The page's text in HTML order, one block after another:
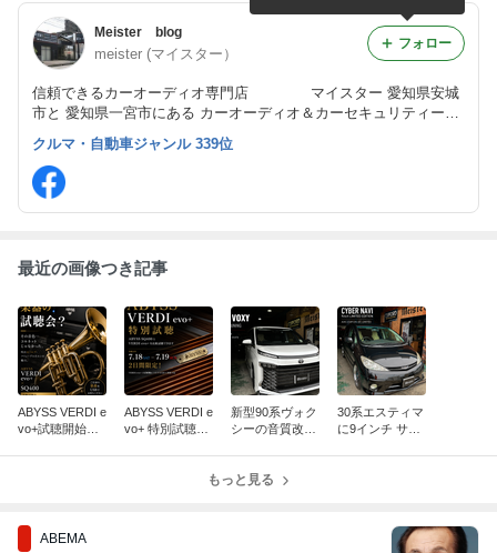
Meister blog
meister (マイスター）
信頼できるカーオーディオ専門店 マイスター 愛知県安城
市と 愛知県一宮市にある カーオーディオ＆カーセキュリティーの
フォロー
クルマ・自動車ジャンル 339位
最近の画像つき記事
ABYSS VERDI e
vo+試聴開始｜
ABYSS VERDI e
vo+ 特別試聴！
新型90系ヴォク
シーの音質改
いDSP調整の秘
30系エスティマ
に9インチ サイ
もっと見る
ABEMA